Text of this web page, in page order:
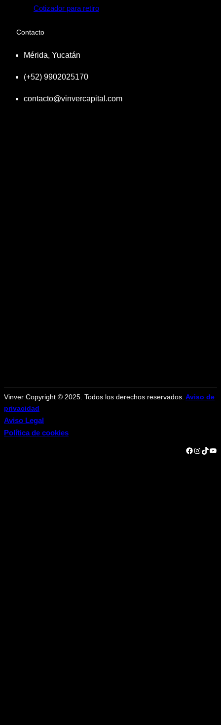
Cotizador para retiro
Contacto
Mérida, Yucatán
(+52) 9902025170
contacto@vinvercapital.com
Vinver Copyright © 2025. Todos los derechos reservados. Aviso de
privacidad
Aviso Legal
Política de cookies
Facebook Instagram TikTok YouTube